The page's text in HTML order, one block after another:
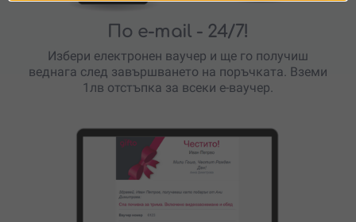
По e-mail - 24/7!
Избери електронен ваучер и ще го получиш
веднага след завършването на поръчката. Вземи
1лв отстъпка за всеки е-ваучер.